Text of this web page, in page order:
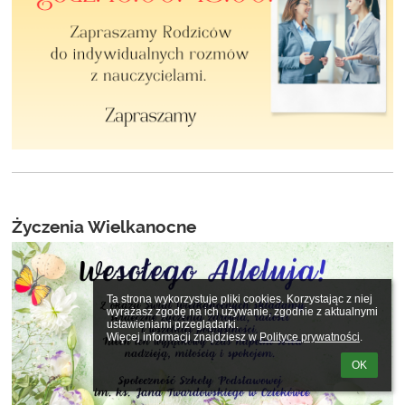
Ta strona wykorzystuje pliki cookies. Korzystając z niej
wyrażasz zgodę na ich używanie, zgodnie z aktualnymi
ustawieniami przeglądarki.
Więcej informacji znajdziesz w Polityce prywatności.
OK
Życzenia Wielkanocne